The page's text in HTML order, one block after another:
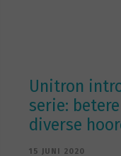
Unitron
serie:
diverse
15 JUNI 2020